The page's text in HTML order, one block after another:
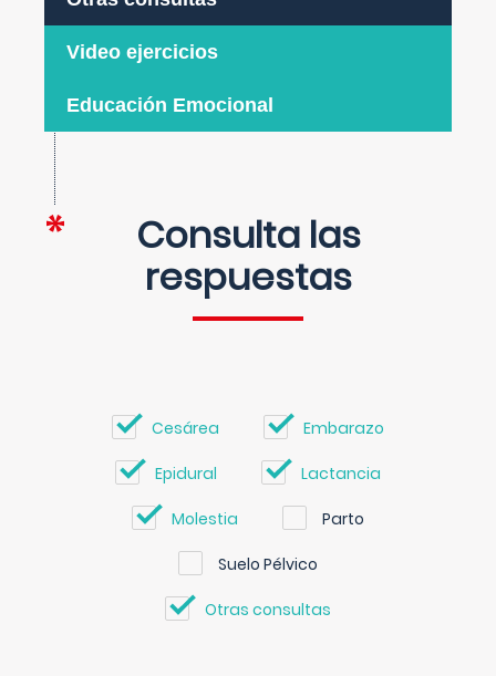
Video ejercicios
Educación Emocional
Consulta las
respuestas
Cesárea Embarazo
Epidural Lactancia
Molestia Parto
Suelo Pélvico
Otras consultas